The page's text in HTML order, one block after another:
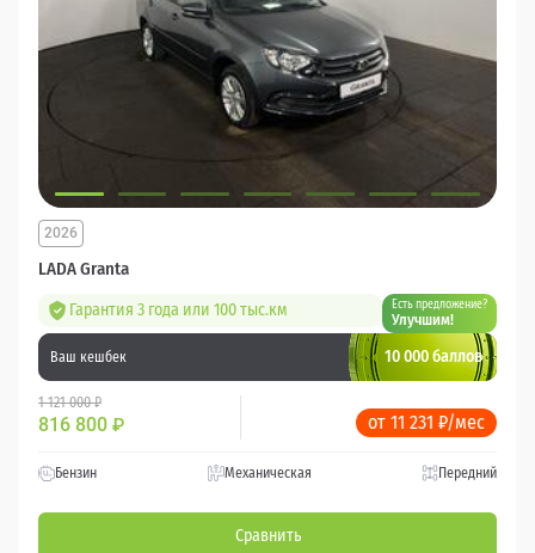
LADA Granta
2026
Гарантия 3 года или 100 тыс.км Есть предложение?
Улучшим!
Ваш кешбек 10 000 баллов
1 121 000 ₽
816 800 ₽ от 11 231 ₽/мес
Бензин Механическая Передний
Сравнить